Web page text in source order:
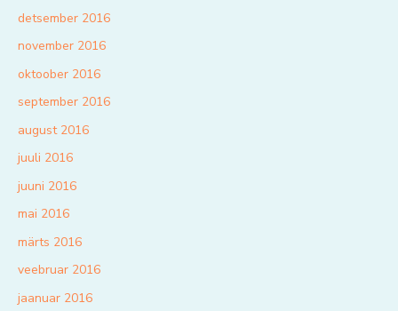
detsember 2016
november 2016
oktoober 2016
september 2016
august 2016
juuli 2016
juuni 2016
mai 2016
märts 2016
veebruar 2016
jaanuar 2016